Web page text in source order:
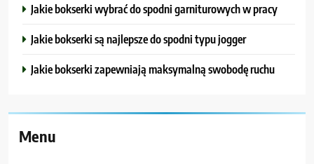
Jakie bokserki wybrać do spodni garniturowych w pracy
Jakie bokserki są najlepsze do spodni typu jogger
Jakie bokserki zapewniają maksymalną swobodę ruchu
Menu